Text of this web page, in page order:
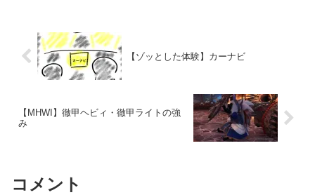
【ゾッとした体験】カーナビ
【MHWI】徹甲ヘビィ・徹甲ライトの強
み
コメント